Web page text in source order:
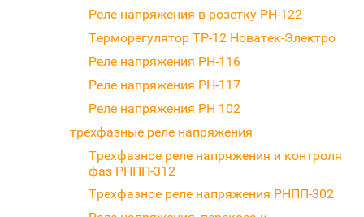
Реле напряжения в розетку РН-122
Терморегулятор ТР-12 Новатек-Электро
Реле напряжения РН-116
Реле напряжения РН-117
Реле напряжения РН 102
трехфазные реле напряжения
Трехфазное реле напряжения и контроля
фаз РНПП-312
Трехфазное реле напряжения РНПП-302